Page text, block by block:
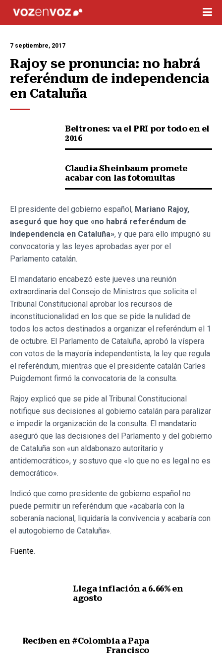
7 septiembre, 2017
Rajoy se pronuncia: no habrá
referéndum de independencia
en Cataluña
Beltrones: va el PRI por todo en el
2016
Claudia Sheinbaum promete
acabar con las fotomultas
El presidente del gobierno español, Mariano Rajoy,
aseguró que hoy que «no habrá referéndum de
independencia en Cataluña», y que para ello impugnó su
convocatoria y las leyes aprobadas ayer por el
Parlamento catalán.
El mandatario encabezó este jueves una reunión
extraordinaria del Consejo de Ministros que solicita el
Tribunal Constitucional aprobar los recursos de
inconstitucionalidad en los que se pide la nulidad de
todos los actos destinados a organizar el referéndum el 1
de octubre. El Parlamento de Cataluña, aprobó la víspera
con votos de la mayoría independentista, la ley que regula
el referéndum, mientras que el presidente catalán Carles
Puigdemont firmó la convocatoria de la consulta.
Rajoy explicó que se pide al Tribunal Constitucional
notifique sus decisiones al gobierno catalán para paralizar
e impedir la organización de la consulta. El mandatario
aseguró que las decisiones del Parlamento y del gobierno
de Cataluña son «un aldabonazo autoritario y
antidemocrático», y sostuvo que «lo que no es legal no es
democrático».
Indicó que como presidente de gobierno español no
puede permitir un referéndum que «acabaría con la
soberanía nacional, liquidaría la convivencia y acabaría con
el autogobierno de Cataluña».
Fuente.
Llega inflación a 6.66% en
agosto
Reciben en #Colombia a Papa
Francisco